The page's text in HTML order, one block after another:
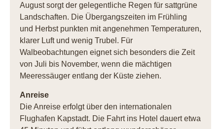
August sorgt der gelegentliche Regen für sattgrüne
Landschaften. Die Übergangszeiten im Frühling
und Herbst punkten mit angenehmen Temperaturen,
klarer Luft und wenig Trubel. Für
Walbeobachtungen eignet sich besonders die Zeit
von Juli bis November, wenn die mächtigen
Meeressäuger entlang der Küste ziehen.
Anreise
Die Anreise erfolgt über den internationalen
Flughafen Kapstadt. Die Fahrt ins Hotel dauert etwa